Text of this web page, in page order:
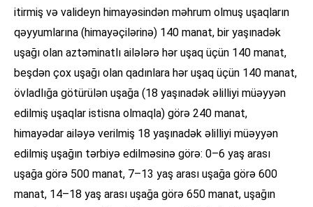
itirmiş və valideyn himayəsindən məhrum olmuş uşaqların
qəyyumlarına (himayəçilərinə) 140 manat, bir yaşınadək
uşağı olan aztəminatlı ailələrə hər uşaq üçün 140 manat,
beşdən çox uşağı olan qadınlara hər uşaq üçün 140 manat,
övladlığa götürülən uşağa (18 yaşınadək əlilliyi müəyyən
edilmiş uşaqlar istisna olmaqla) görə 240 manat,
himayədar ailəyə verilmiş 18 yaşınadək əlilliyi müəyyən
edilmiş uşağın tərbiyə edilməsinə görə: 0–6 yaş arası
uşağa görə 500 manat, 7–13 yaş arası uşağa görə 600
manat, 14–18 yaş arası uşağa görə 650 manat, uşağın